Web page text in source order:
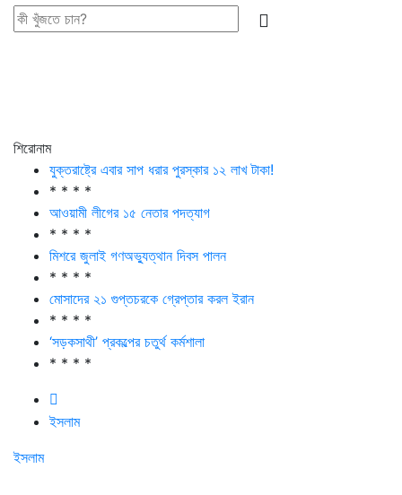
শিরোনাম
যুক্তরাষ্ট্রে এবার সাপ ধরার পুরস্কার ১২ লাখ টাকা!
* * * *
আওয়ামী লীগের ১৫ নেতার পদত্যাগ
* * * *
মিশরে জুলাই গণঅভ্যুত্থান দিবস পালন
* * * *
মোসাদের ২১ গুপ্তচরকে গ্রেপ্তার করল ইরান
* * * *
‘সড়কসাথী’ প্রকল্পের চতুর্থ কর্মশালা
* * * *
ইসলাম
ইসলাম